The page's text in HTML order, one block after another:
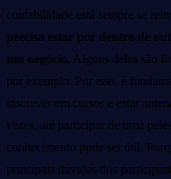
contabilidade está sempre se
precisa estar por dentro de
um negócio. Alguns deles são
por exemplo. Por isso, é
inscrever em cursos e estar
vezes, até participar de uma
conhecimento pode ser útil.
principais dúvidas dos